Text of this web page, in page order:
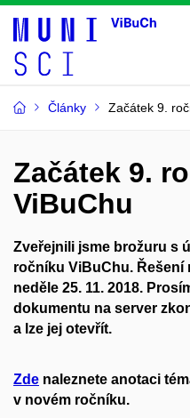
Články Začátek 9.
Začátek 9.
ViBuChu
Zveřejnili jsme brožuru s
ročníku ViBuChu.
neděle 25. 11. 2018.
dokumentu na server
a lze jej otevřít.
Zde naleznete anotaci
v novém ročníku.